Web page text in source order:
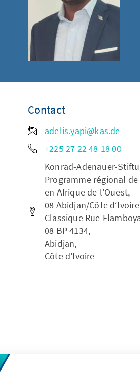
Contact
adelis.yapi@kas.de
+225 27 22 48 18 00
Konrad-Adenauer-
Programme régional
en Afrique de l'Ouest,
08 Abidjan/Côte
Classique Rue
08 BP 4134,
Abidjan,
Côte d’Ivoire